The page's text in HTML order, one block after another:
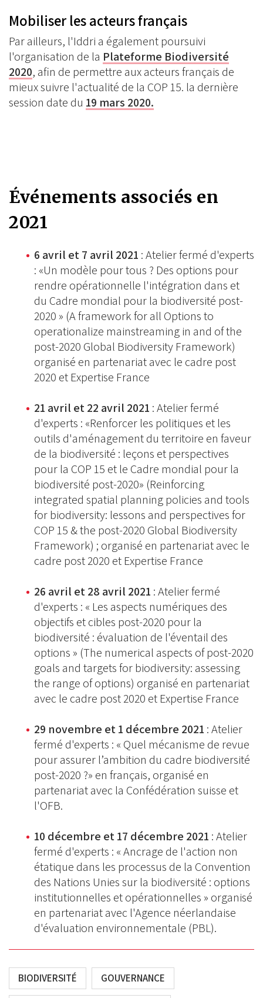
Mobiliser les acteurs français
Par ailleurs, l'Iddri a également poursuivi
l'organisation de la Plateforme Biodiversité
2020, afin de permettre aux acteurs français de
mieux suivre l'actualité de la COP 15. la dernière
session date du 19 mars 2020.
Événements associés en
2021
6 avril et 7 avril 2021 : Atelier fermé d'experts
: «Un modèle pour tous ? Des options pour
rendre opérationnelle l'intégration dans et
du Cadre mondial pour la biodiversité post-
2020 » (A framework for all Options to
operationalize mainstreaming in and of the
post-2020 Global Biodiversity Framework)
organisé en partenariat avec le cadre post
2020 et Expertise France
21 avril et 22 avril 2021 : Atelier fermé
d'experts : «Renforcer les politiques et les
outils d'aménagement du territoire en faveur
de la biodiversité : leçons et perspectives
pour la COP 15 et le Cadre mondial pour la
biodiversité post-2020» (Reinforcing
integrated spatial planning policies and tools
for biodiversity: lessons and perspectives for
COP 15 & the post-2020 Global Biodiversity
Framework) ; organisé en partenariat avec le
cadre post 2020 et Expertise France
26 avril et 28 avril 2021 : Atelier fermé
d'experts : « Les aspects numériques des
objectifs et cibles post-2020 pour la
biodiversité : évaluation de l'éventail des
options » (The numerical aspects of post-2020
goals and targets for biodiversity: assessing
the range of options) organisé en partenariat
avec le cadre post 2020 et Expertise France
29 novembre et 1 décembre 2021 : Atelier
fermé d'experts : « Quel mécanisme de revue
pour assurer l’ambition du cadre biodiversité
post-2020 ?» en français, organisé en
partenariat avec la Confédération suisse et
l'OFB.
10 décembre et 17 décembre 2021 : Atelier
fermé d'experts : « Ancrage de l'action non
étatique dans les processus de la Convention
des Nations Unies sur la biodiversité : options
institutionnelles et opérationnelles » organisé
en partenariat avec l'Agence néerlandaise
d'évaluation environnementale (PBL).
BIODIVERSITÉ GOUVERNANCE